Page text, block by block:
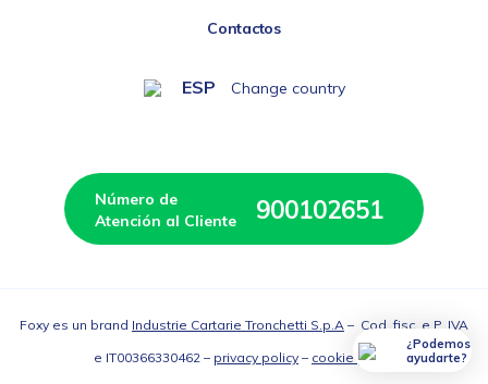
Contactos
ESP Change country
Número de
Atención al Cliente
900102651
Foxy es un brand Industrie Cartarie Tronchetti S.p.A – Cod. fisc. e P. IVA
e IT00366330462 – privacy policy – cookie policy
¿Podemos
ayudarte?